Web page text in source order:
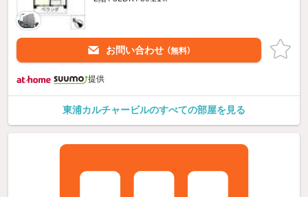
お問い合わせ （無料）
提供
東浦カルチャービルのすべての部屋を見る